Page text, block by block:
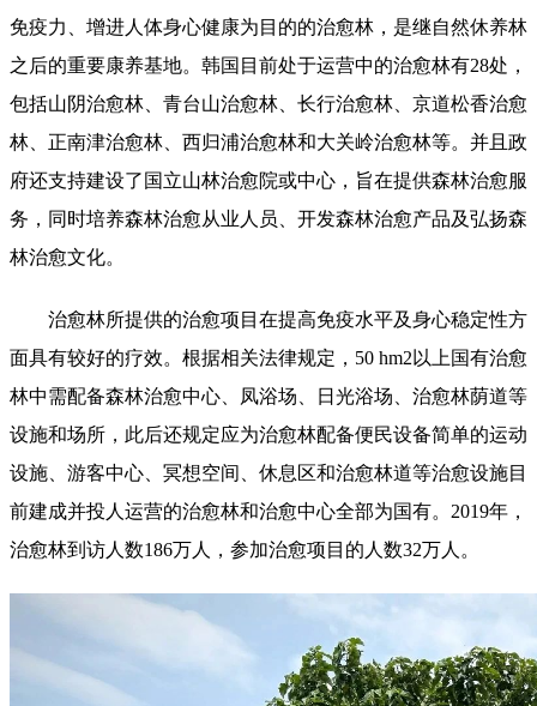
免疫力、增进人体身心健康为目的的治愈林，是继自然休养林
之后的重要康养基地。韩国目前处于运营中的治愈林有28处，
包括山阴治愈林、青台山治愈林、长行治愈林、京道松香治愈
林、正南津治愈林、西归浦治愈林和大关岭治愈林等。并且政
府还支持建设了国立山林治愈院或中心，旨在提供森林治愈服
务，同时培养森林治愈从业人员、开发森林治愈产品及弘扬森
林治愈文化。
治愈林所提供的治愈项目在提高免疫水平及身心稳定性方
面具有较好的疗效。根据相关法律规定，50 hm2以上国有治愈
林中需配备森林治愈中心、凤浴场、日光浴场、治愈林荫道等
设施和场所，此后还规定应为治愈林配备便民设备简单的运动
设施、游客中心、冥想空间、休息区和治愈林道等治愈设施目
前建成并投人运营的治愈林和治愈中心全部为国有。2019年，
治愈林到访人数186万人，参加治愈项目的人数32万人。